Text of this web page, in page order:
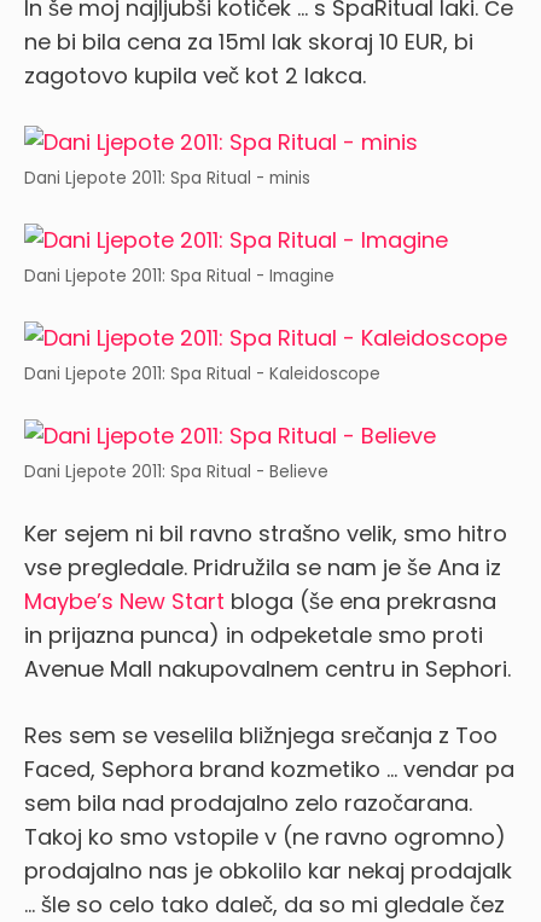
In še moj najljubši kotiček … s SpaRitual laki. Če
ne bi bila cena za 15ml lak skoraj 10 EUR, bi
zagotovo kupila več kot 2 lakca.
Dani Ljepote 2011: Spa Ritual - minis
Dani Ljepote 2011: Spa Ritual - Imagine
Dani Ljepote 2011: Spa Ritual - Kaleidoscope
Dani Ljepote 2011: Spa Ritual - Believe
Ker sejem ni bil ravno strašno velik, smo hitro
vse pregledale. Pridružila se nam je še Ana iz
Maybe’s New Start bloga (še ena prekrasna
in prijazna punca) in odpeketale smo proti
Avenue Mall nakupovalnem centru in Sephori.
Res sem se veselila bližnjega srečanja z Too
Faced, Sephora brand kozmetiko … vendar pa
sem bila nad prodajalno zelo razočarana.
Takoj ko smo vstopile v (ne ravno ogromno)
prodajalno nas je obkolilo kar nekaj prodajalk
… šle so celo tako daleč, da so mi gledale čez